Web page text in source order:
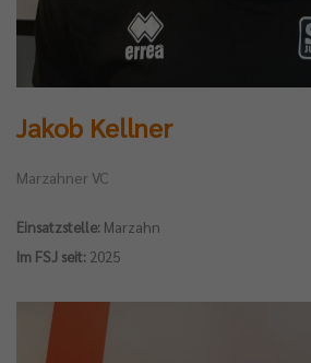
Jakob Kellner
Marzahner VC
Einsatzstelle: Marzahn
Im FSJ seit: 2025